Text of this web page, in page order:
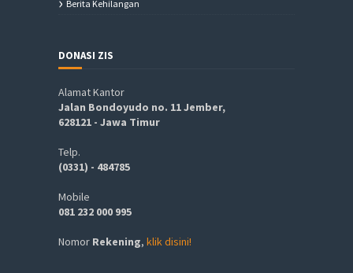
Berita Kehilangan
DONASI ZIS
Alamat Kantor
Jalan Bondoyudo no. 11 Jember,
628121 - Jawa Timur
Telp.
(0331) - 484785
Mobile
081 232 000 995
Nomor Rekening, klik disini!